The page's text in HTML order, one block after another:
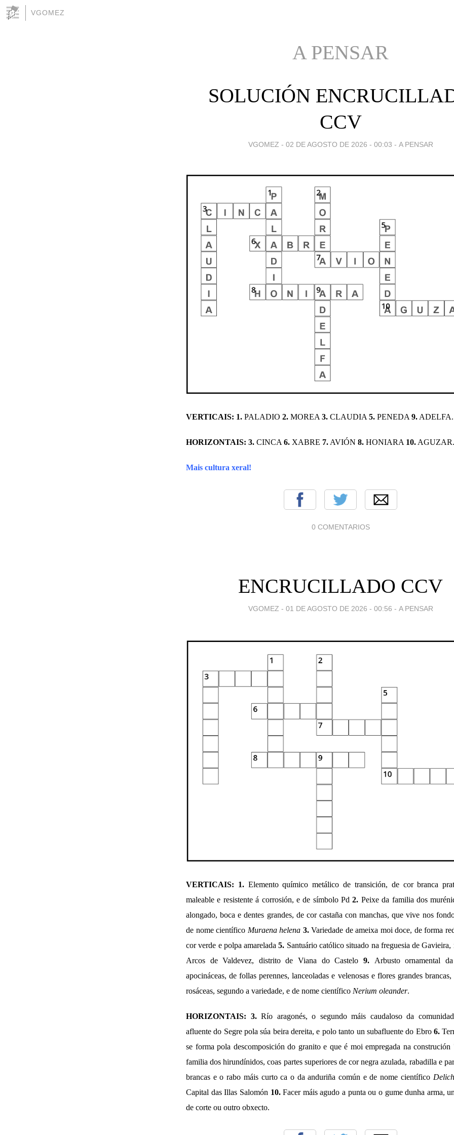
VGOMEZ
A PENSAR
SOLUCIÓN
CCV
VGOMEZ - 02 DE AGOSTO DE 2026 - 00:03 - A PENSAR
VERTICAIS: 1. PALADIO 2. MOREA 3. CLAUDIA 5. PENEDA 9. ADELFA.
HORIZONTAIS: 3. CINCA 6. XABRE 7. AVIÓN 8. HONIARA 10. AGUZAR.
Mais cultura xeral!
0 COMENTARIOS
ENCRUCILLADO CCV
VGOMEZ - 01 DE AGOSTO DE 2026 - 00:56 - A PENSAR
VERTICAIS: 1. Elemento químico metálico de transición, de cor branca
maleable e resistente á corrosión, e de símbolo Pd 2. Peixe da familia dos
alongado, boca e dentes grandes, de cor castaña con manchas, que vive nos
de nome científico Muraena helena 3.Variedade de ameixa moi doce, de forma
cor verde e polpa amarelada 5. Santuário católico situado na freguesia de
Arcos de Valdevez, distrito de Viana do Castelo 9.Arbusto ornamental
apocináceas, de follas perennes, lanceoladas e velenosas e flores grandes
rosáceas, segundo a variedade, e de nome científico Nerium oleander.
HORIZONTAIS: 3.Río aragonés, o segundo máis caudaloso da
afluente do Segre pola súa beira dereita, e polo tanto un subafluente do Ebro 6.
se forma pola descomposición do granito e que é moi empregada na construción
familia dos hirundínidos, coas partes superiores de cor negra azulada, rabadilla e
brancas e o rabo máis curto ca o da anduriña común e de nome científico
Capital das Illas Salomón 10. Facer máis agudo a punta ou o gume dunha arma,
de corte ou outro obxecto.